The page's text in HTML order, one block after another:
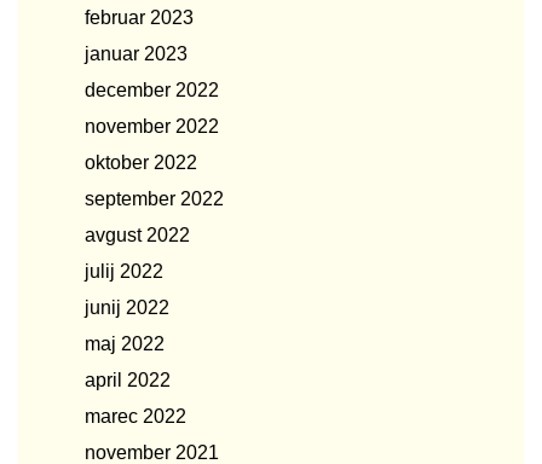
februar 2023
januar 2023
december 2022
november 2022
oktober 2022
september 2022
avgust 2022
julij 2022
junij 2022
maj 2022
april 2022
marec 2022
november 2021